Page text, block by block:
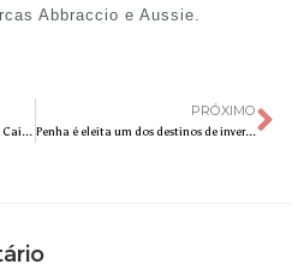
Abbraccio e Aussie.
Com conforto e estilo, Poltrona na Caixa é o presente ideal para o Dia dos Pais
PRÓXIMO
Penha é eleita um dos destinos de inverno mais procurados no Brasil